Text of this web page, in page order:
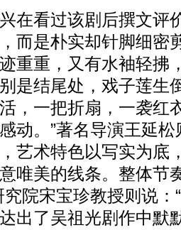
看过该剧后撰文评
而是朴实却针脚细密
重重，又有水袖轻拂
是结尾处，戏子莲生
，一把折扇，一袭红
动。”著名导演王延
艺术特色以写实为底
唯美的线条。整体节
院宋宝珍教授则说：
出了吴祖光剧作中默